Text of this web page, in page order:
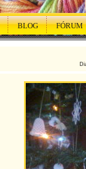
BLOG FÓRUM